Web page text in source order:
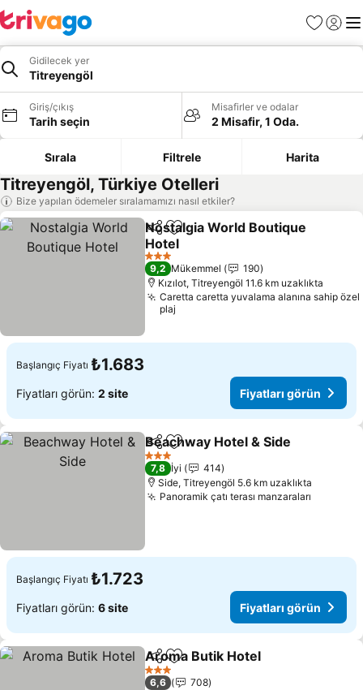
Favoriler
Giriş
Gidilecek yer
Titreyengöl
Giriş/çıkış
Tarih seçin
Misafirler ve odalar
2 Misafir, 1 Oda.
Sırala Filtrele Harita
Titreyengöl, Türkiye Otelleri
Bize yapılan ödemeler sıralamamızı nasıl etkiler?
PaylaşFavorilerime ekle
Nostalgia World Boutique
Hotel
3 Yıldız
9,2 Mükemmel
190
Kızılot, Titreyengöl 11.6 km uzaklıkta
Caretta caretta yuvalama alanına sahip özel
plaj
Başlangıç Fiyatı ₺1.683
Fiyatları görün: 2 site Fiyatları görün
PaylaşFavorilerime ekle
Beachway Hotel & Side
3 Yıldız
7,8 İyi
414
Side, Titreyengöl 5.6 km uzaklıkta
Panoramik çatı terası manzaraları
Başlangıç Fiyatı ₺1.723
Fiyatları görün: 6 site Fiyatları görün
PaylaşFavorilerime ekle
Aroma Butik Hotel
3 Yıldız
6,6
708